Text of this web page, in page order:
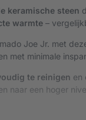
keramische steen
warmte –
Joe Jr. met
met minimale
te reinigen en
naar een hoger